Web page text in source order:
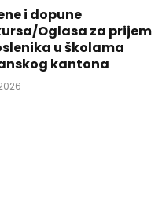
i dopune
Oglasa za prijem
u školama
kantona